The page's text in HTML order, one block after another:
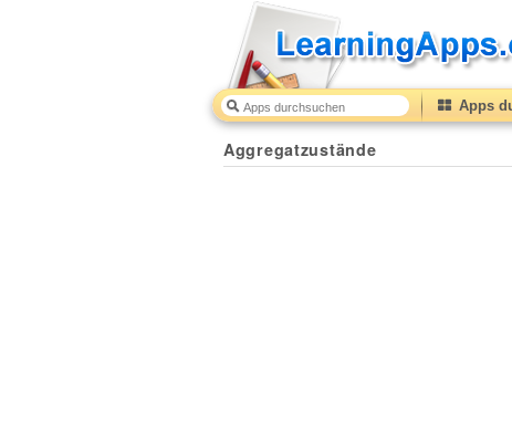
Apps
Aggregatzustände